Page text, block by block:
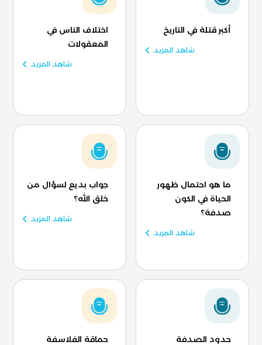
أكبر قتلة في التاريخ
شاهد المزيد
اختلاف الناس في
المعقولات
شاهد المزيد
ما هو احتمال ظهور
الحياة في الكون
صدفة؟
شاهد المزيد
جواب بديع لسؤال من
خلق الله؟
شاهد المزيد
حدود الصدفة
حماقة الفلاسفة